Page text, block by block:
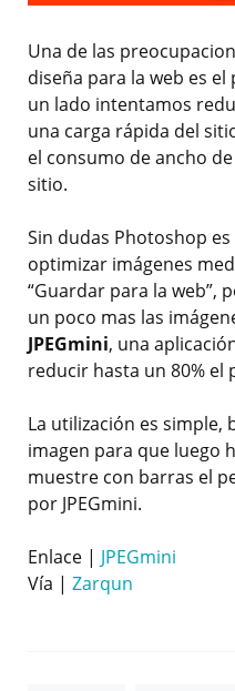
Una de las
diseña para la web es
un lado intentamos
una carga rápida del
el consumo de ancho
sitio.
Sin dudas Photoshop
optimizar imágenes
“Guardar para la web”,
un poco mas las
JPEGmini, una
reducir hasta un 80% el
La utilización es simple,
imagen para que luego
muestre con barras el
por JPEGmini.
Enlace | JPEGmini
Vía | Zarqun